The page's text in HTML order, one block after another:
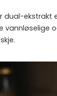
dual-ekstrakt
vannløselige